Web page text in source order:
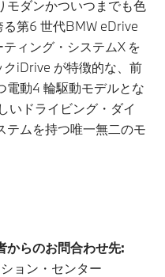
モダンかついつまでも色
第6 世代BMW eDrive
ィング・システムX を
iDrive が特徴的な、前
電動4 輪駆動モデルとな
いドライビング・ダイ
テムを持つ唯一無二のモ
からのお問合わせ先:
ョン・センター